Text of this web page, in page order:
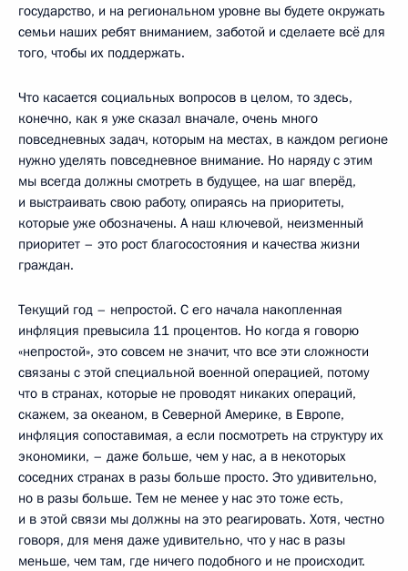
государство, и на региональном уровне вы будете окружать
семьи наших ребят вниманием, заботой и сделаете всё для
того, чтобы их поддержать.
Что касается социальных вопросов в целом, то здесь,
конечно, как я уже сказал вначале, очень много
повседневных задач, которым на местах, в каждом регионе
нужно уделять повседневное внимание. Но наряду с этим
мы всегда должны смотреть в будущее, на шаг вперёд,
и выстраивать свою работу, опираясь на приоритеты,
которые уже обозначены. А наш ключевой, неизменный
приоритет – это рост благосостояния и качества жизни
граждан.
Текущий год – непростой. С его начала накопленная
инфляция превысила 11 процентов. Но когда я говорю
«непростой», это совсем не значит, что все эти сложности
связаны с этой специальной военной операцией, потому
что в странах, которые не проводят никаких операций,
скажем, за океаном, в Северной Америке, в Европе,
инфляция сопоставимая, а если посмотреть на структуру их
экономики, – даже больше, чем у нас, а в некоторых
соседних странах в разы больше просто. Это удивительно,
но в разы больше. Тем не менее у нас это тоже есть,
и в этой связи мы должны на это реагировать. Хотя, честно
говоря, для меня даже удивительно, что у нас в разы
меньше, чем там, где ничего подобного и не происходит.